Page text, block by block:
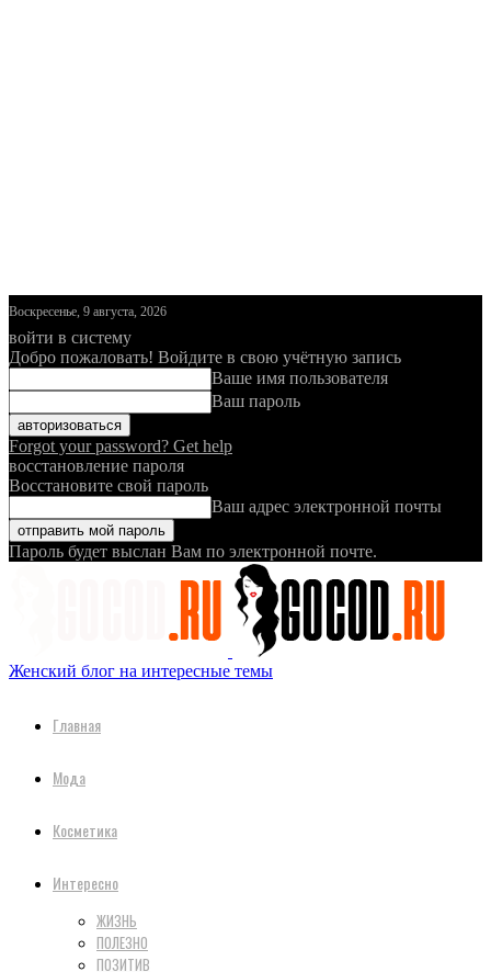
Воскресенье, 9 августа, 2026
войти в систему
Добро пожаловать! Войдите в свою учётную запись
Ваше имя пользователя
Ваш пароль
Forgot your password? Get help
восстановление пароля
Восстановите свой пароль
Ваш адрес электронной почты
Пароль будет выслан Вам по электронной почте.
Женский блог на интересные темы
Главная
Мода
Косметика
Интересно
ЖИЗНЬ
ПОЛЕЗНО
ПОЗИТИВ